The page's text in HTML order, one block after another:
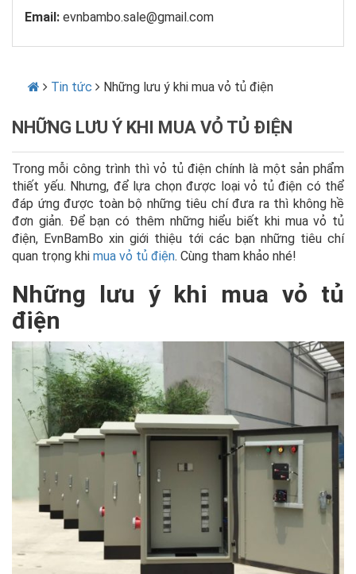
Email: evnbambo.sale@gmail.com
Tin tức Những lưu ý khi mua vỏ tủ điện
NHỮNG LƯU Ý KHI MUA VỎ TỦ ĐIỆN
Trong mỗi công trình thì vỏ tủ điện chính là một sản phẩm
thiết yếu. Nhưng, để lựa chọn được loại vỏ tủ điện có thể
đáp ứng được toàn bộ những tiêu chí đưa ra thì không hề
đơn giản. Để bạn có thêm những hiểu biết khi mua vỏ tủ
điện, EvnBamBo xin giới thiệu tới các bạn những tiêu chí
quan trọng khi mua vỏ tủ điện. Cùng tham khảo nhé!
Những lưu ý khi mua vỏ tủ
điện